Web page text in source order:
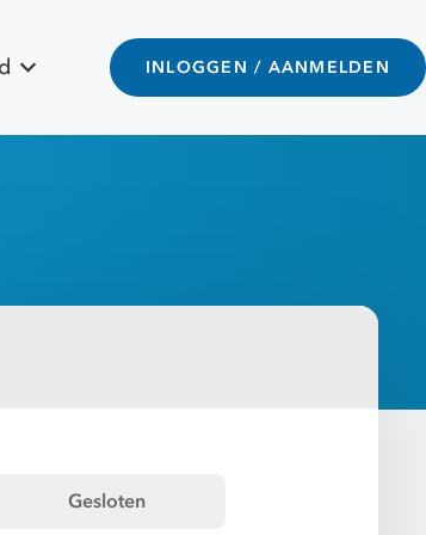
INLOGGEN / AANMELDEN
Gesloten